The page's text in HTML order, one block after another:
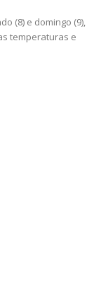
(8) e domingo (9),
temperaturas e